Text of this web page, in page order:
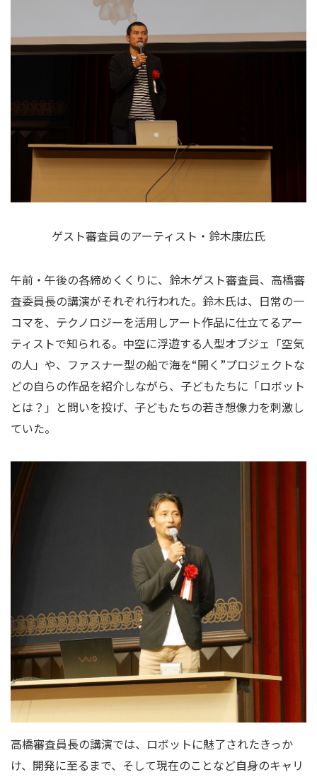
ゲスト審査員のアーティスト・鈴木康広氏
午前・午後の各締めくくりに、鈴木ゲスト審査員、高橋審
査委員長の講演がそれぞれ行われた。鈴木氏は、日常の一
コマを、テクノロジーを活用しアート作品に仕立てるアー
ティストで知られる。中空に浮遊する人型オブジェ「空気
の人」や、ファスナー型の船で海を“開く”プロジェクトな
どの自らの作品を紹介しながら、子どもたちに「ロボット
とは？」と問いを投げ、子どもたちの若き想像力を刺激し
ていた。
高橋審査員長の講演では、ロボットに魅了されたきっか
け、開発に至るまで、そして現在のことなど自身のキャリ